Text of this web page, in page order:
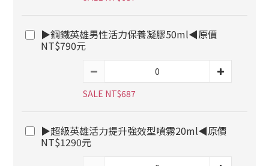
▶鋼鐵英雄男性活力保養凝膠50ml◀原價
NT$790元
SALE NT$687
▶超級英雄活力提升強效型噴霧20ml◀原價
NT$1290元